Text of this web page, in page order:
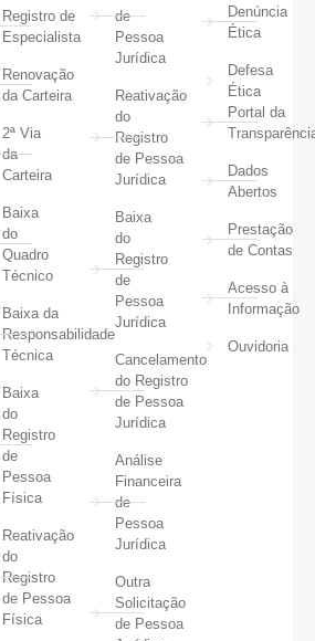
Registro de
Especialista
Renovação
da Carteira
2ª Via
da
Carteira
Baixa
do
Quadro
Técnico
Baixa da
Responsabilidade
Técnica
Baixa
do
Registro
de
Pessoa
Física
Reativação
do
Registro
de Pessoa
Física
de
Pessoa
Jurídica
Reativação
do
Registro
de Pessoa
Jurídica
Baixa
do
Registro
de
Pessoa
Jurídica
Cancelamento
do Registro
de Pessoa
Jurídica
Análise
Financeira
de
Pessoa
Jurídica
Outra
Solicitação
de Pessoa
Denúncia
Ética
Defesa
Ética
Portal da
Dados
Abertos
Prestação
de Contas
Acesso à
Informação
Ouvidoria